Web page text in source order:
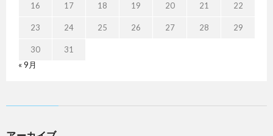
16 17 18 19 20 21 22
23 24 25 26 27 28 29
30
31
« 9月